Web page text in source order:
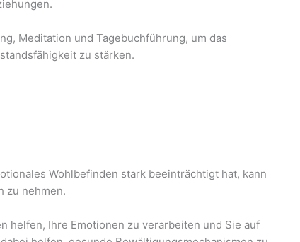
Meditation und Tagebuchführung, um das
zu stärken.
Wohlbefinden stark beeinträchtigt hat, kann
zu nehmen.
helfen, Ihre Emotionen zu verarbeiten und Sie auf